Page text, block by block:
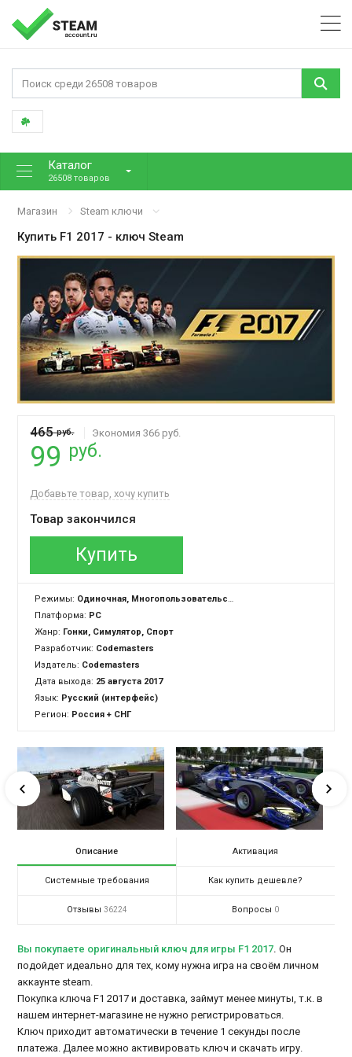
Каталог
26508 товаров
Магазин Steam ключи
Купить F1 2017 - ключ Steam
465руб. Экономия 366 руб.
99 руб.
Добавьте товар, хочу купить
Товар закончился
Купить
Режимы: Одиночная, Многопользовательская
Платформа: PC
Жанр: Гонки, Симулятор, Спорт
Разработчик: Codemasters
Издатель: Codemasters
Дата выхода: 25 августа 2017
Язык: Русский (интерфейс)
Регион: Россия + СНГ
Описание Активация
Системные требования Как купить дешевле?
Отзывы 36224 Вопросы 0
Вы покупаете оригинальный ключ для игры F1 2017. Он
подойдет идеально для тех, кому нужна игра на своём личном
аккаунте steam.
Покупка ключа F1 2017 и доставка, займут менее минуты, т.к. в
нашем интернет-магазине не нужно регистрироваться.
Ключ приходит автоматически в течение 1 секунды после
платежа. Далее можно активировать ключ и скачать игру.